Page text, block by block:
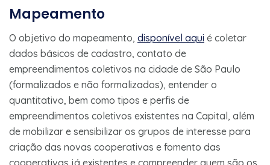
Mapeamento
O objetivo do mapeamento, disponível aqui é coletar
dados básicos de cadastro, contato de
empreendimentos coletivos na cidade de São Paulo
(formalizados e não formalizados), entender o
quantitativo, bem como tipos e perfis de
empreendimentos coletivos existentes na Capital, além
de mobilizar e sensibilizar os grupos de interesse para
criação das novas cooperativas e fomento das
cooperativas já existentes e compreender quem são os